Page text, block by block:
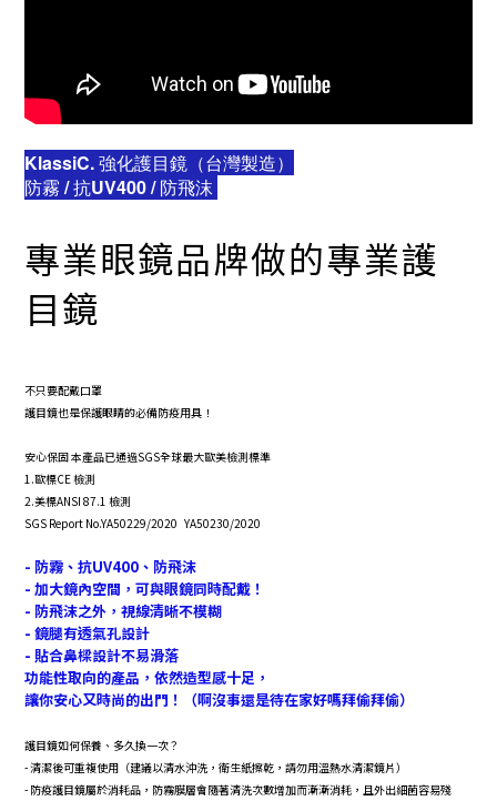
KlassiC. 強化護目鏡（台灣製造）
防霧 / 抗UV400 / 防飛沫
專業眼鏡品牌做的專業護
目鏡
不只要配戴口罩
護目鏡也是保護眼睛的必備防疫用具！
安心保固 本產品已通過SGS全球最大歐美檢測標準
1.歐標CE 檢測
2.美標ANSI 87.1 檢測
SGS Report No.YA50229/2020 YA50230/2020
- 防霧、抗UV400、防飛沫
- 加大鏡內空間，可與眼鏡同時配戴！
- 防飛沫之外，視線清晰不模糊
- 鏡腿有透氣孔設計
- 貼合鼻樑設計不易滑落
功能性取向的產品，依然造型感十足，
讓你安心又時尚的出門！（啊沒事還是待在家好嗎拜偷拜偷）
護目鏡如何保養、多久換一次？
- 清潔後可重複使用（建議以清水沖洗，衛生紙擦乾，請勿用溫熱水清潔鏡片）
- 防疫護目鏡屬於消耗品，防霧膜層會隨著清洗次數增加而漸漸消耗，且外出細菌容易殘